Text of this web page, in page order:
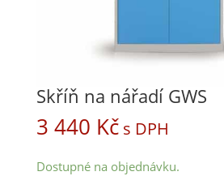
Skříň na nářadí GWS
3 440 Kč s DPH
Dostupné na objednávku.